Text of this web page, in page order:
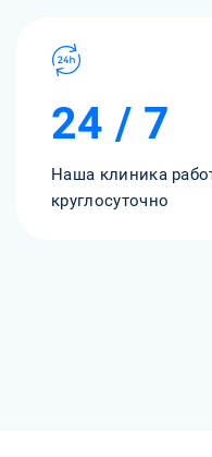
24 / 7
Наша клиника
круглосуточно